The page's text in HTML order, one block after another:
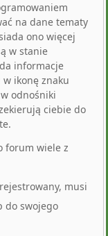
na dane tematy
ono więcej
w stanie
informacje
ikonę znaku
odnośniki
ciebie do
forum wiele z
musi
do swojego